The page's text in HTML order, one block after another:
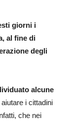
giorni i
al fine di
degli
alcune
i cittadini
che nei